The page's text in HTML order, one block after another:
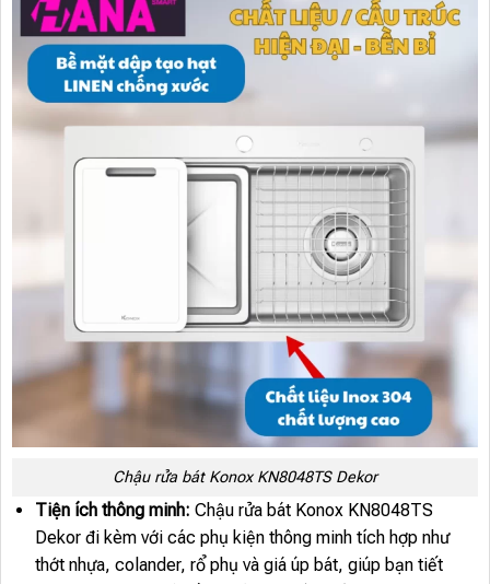
Chậu rửa bát Konox KN8048TS Dekor
Tiện ích thông minh: Chậu rửa bát Konox KN8048TS
Dekor đi kèm với các phụ kiện thông minh tích hợp như
thớt nhựa, colander, rổ phụ và giá úp bát, giúp bạn tiết